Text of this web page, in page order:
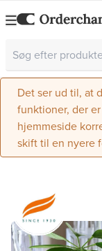
Det ser ud til, at
funktioner, der
hjemmeside
skift til en nyere